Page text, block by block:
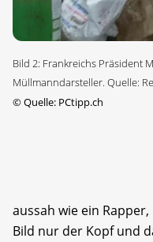
Bild 2: Frankreichs Präsident
Müllmanndarsteller. Quelle:
©Quelle: PCtipp.ch
aussah wie ein
Bild nur der Kopf und